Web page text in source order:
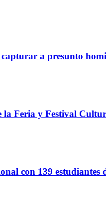
a presunto
la Feria y Festival
con 139 estudiantes